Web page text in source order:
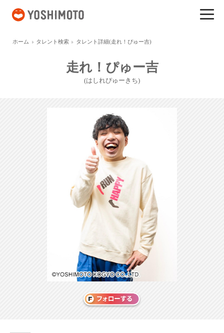
ホーム タレント検索 タレント詳細(走れ！ぴゅー吉)
走れ！ぴゅー吉
(はしれぴゅーきち)